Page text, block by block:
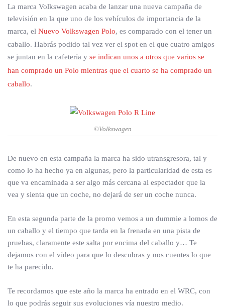
La marca Volkswagen acaba de lanzar una nueva campaña de
televisión en la que uno de los vehículos de importancia de la
marca, el Nuevo Volkswagen Polo, es comparado con el tener un
caballo. Habrás podido tal vez ver el spot en el que cuatro amigos
se juntan en la cafetería y se indican unos a otros que varios se
han comprado un Polo mientras que el cuarto se ha comprado un
caballo.
©Volkswagen
De nuevo en esta campaña la marca ha sido utransgresora, tal y
como lo ha hecho ya en algunas, pero la particularidad de esta es
que va encaminada a ser algo más cercana al espectador que la
vea y sienta que un coche, no dejará de ser un coche nunca.
En esta segunda parte de la promo vemos a un dummie a lomos de
un caballo y el tiempo que tarda en la frenada en una pista de
pruebas, claramente este salta por encima del caballo y… Te
dejamos con el vídeo para que lo descubras y nos cuentes lo que
te ha parecido.
Te recordamos que este año la marca ha entrado en el WRC, con
lo que podrás seguir sus evoluciones vía nuestro medio.